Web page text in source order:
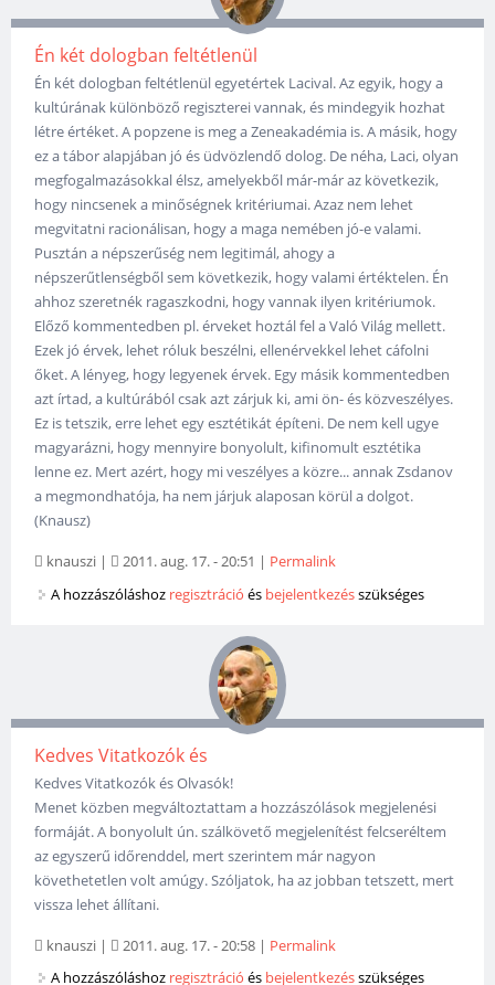
Én két dologban feltétlenül
Én két dologban feltétlenül egyetértek Lacival. Az egyik, hogy a
kultúrának különböző regiszterei vannak, és mindegyik hozhat
létre értéket. A popzene is meg a Zeneakadémia is. A másik, hogy
ez a tábor alapjában jó és üdvözlendő dolog. De néha, Laci, olyan
megfogalmazásokkal élsz, amelyekből már-már az következik,
hogy nincsenek a minőségnek kritériumai. Azaz nem lehet
megvitatni racionálisan, hogy a maga nemében jó-e valami.
Pusztán a népszerűség nem legitimál, ahogy a
népszerűtlenségből sem következik, hogy valami értéktelen. Én
ahhoz szeretnék ragaszkodni, hogy vannak ilyen kritériumok.
Előző kommentedben pl. érveket hoztál fel a Való Világ mellett.
Ezek jó érvek, lehet róluk beszélni, ellenérvekkel lehet cáfolni
őket. A lényeg, hogy legyenek érvek. Egy másik kommentedben
azt írtad, a kultúrából csak azt zárjuk ki, ami ön- és közveszélyes.
Ez is tetszik, erre lehet egy esztétikát építeni. De nem kell ugye
magyarázni, hogy mennyire bonyolult, kifinomult esztétika
lenne ez. Mert azért, hogy mi veszélyes a közre... annak Zsdanov
a megmondhatója, ha nem járjuk alaposan körül a dolgot.
(Knausz)
knauszi | 2011. aug. 17. - 20:51 | Permalink
A hozzászóláshoz regisztráció és bejelentkezésszükséges
Kedves Vitatkozók és
Kedves Vitatkozók és Olvasók!
Menet közben megváltoztattam a hozzászólások megjelenési
formáját. A bonyolult ún. szálkövető megjelenítést felcseréltem
az egyszerű időrenddel, mert szerintem már nagyon
követhetetlen volt amúgy. Szóljatok, ha az jobban tetszett, mert
vissza lehet állítani.
knauszi | 2011. aug. 17. - 20:58 | Permalink
A hozzászóláshoz regisztráció és bejelentkezésszükséges